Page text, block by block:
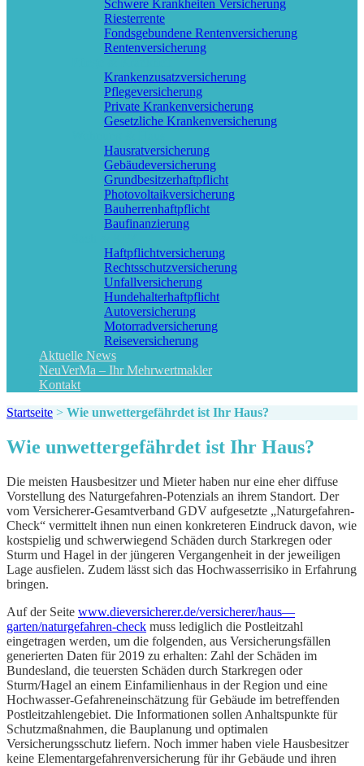
Schwere Krankheiten Versicherung
Riesterrente
Fondsgebundene Rentenversicherung
Rentenversicherung
Krankenzusatzversicherung
Pflegeversicherung
Private Krankenversicherung
Gesetzliche Krankenversicherung
Hausratversicherung
Gebäudeversicherung
Grundbesitzerhaftpflicht
Photovoltaikversicherung
Bauherrenhaftpflicht
Baufinanzierung
Haftpflichtversicherung
Rechtsschutzversicherung
Unfallversicherung
Hundehalterhaftpflicht
Autoversicherung
Motorradversicherung
Reiseversicherung
Aktuelle News
NeuVerMa – Ihr Mehrwertmakler
Kontakt
Startseite > Wie unwettergefährdet ist Ihr Haus?
Wie unwettergefährdet ist Ihr Haus?
Die meisten Hausbesitzer und Mieter haben nur eine eher diffuse
Vorstellung des Naturgefahren-Potenzials an ihrem Standort. Der
vom Versicherer-Gesamtverband GDV aufgesetzte „Naturgefahren-
Check“ vermittelt ihnen nun einen konkreteren Eindruck davon, wie
kostspielig und schwerwiegend Schäden durch Starkregen oder
Sturm und Hagel in der jüngeren Vergangenheit in der jeweiligen
Lage ausfielen. Zudem lässt sich das Hochwasserrisiko in Erfahrung
bringen.
Auf der Seite www.dieversicherer.de/versicherer/haus—
garten/naturgefahren-check muss lediglich die Postleitzahl
eingetragen werden, um die folgenden, aus Versicherungsfällen
generierten Daten für 2019 zu erhalten: Zahl der Schäden im
Bundesland, die teuersten Schäden durch Starkregen oder
Sturm/Hagel an einem Einfamilienhaus in der Region und eine
Hochwasser-Gefahreneinschätzung für Gebäude im betreffenden
Postleitzahlengebiet. Die Informationen sollen Anhaltspunkte für
Schutzmaßnahmen, die Bauplanung und optimalen
Versicherungsschutz liefern. Noch immer haben viele Hausbesitzer
keine Elementargefahrenversicherung für ihr Gebäude und ihren